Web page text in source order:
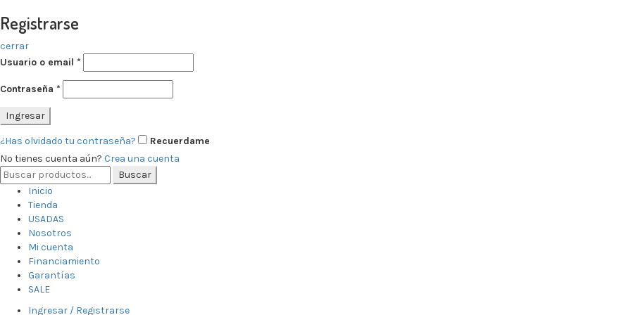
Registrarse
cerrar
Usuario o email *
Contraseña *
Ingresar
¿Has olvidado tu contraseña?
Recuerdame
No tienes cuenta aún? Crea una cuenta
Search
for:
Buscar
Inicio
Tienda
USADAS
Nosotros
Mi cuenta
Financiamiento
Garantías
SALE
Ingresar / Registrarse